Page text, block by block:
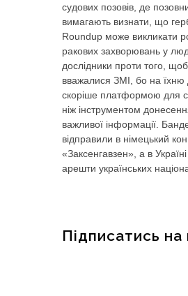
судових позовів, де
вимагають визнати, що
Roundup може викликати
ракових захворювань у
дослідники проти того,
вважалися ЗМІ, бо на їхню
скоріше платформою для
ніж інструментом
важливої ​​інформації.
відправили в німецький
«Заксенгавзен», а в
арешти українських
Підписатись на